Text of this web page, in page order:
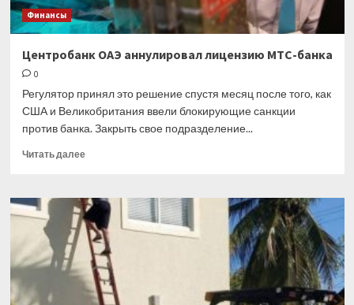
Финансы
Центробанк ОАЭ аннулировал лицензию МТС-банка
0
Регулятор принял это решение спустя месяц после того, как
США и Великобритания ввели блокирующие санкции
против банка. Закрыть свое подразделение...
Читать далееПрочитать
Центробанк
ОАЭ
аннулировал
лицензию
МТС-
банка